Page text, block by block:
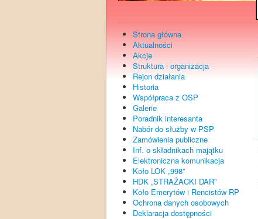
Strona główna
Aktualności
Akcje
Struktura i organizacja
Rejon działania
Historia
Współpraca z OSP
Galerie
Poradnik interesanta
Nabór do służby w PSP
Zamówienia publiczne
Inf. o składnikach majątku
Elektroniczna komunikacja
Koło LOK „998”
HDK „STRAŻACKI DAR”
Koło Emerytów i Rencistów RP
Ochrona danych osobowych
Deklaracja dostępności